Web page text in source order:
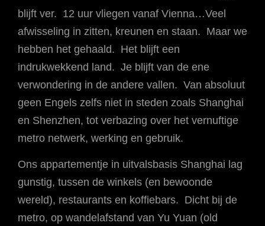
blijft ver. 12 uur vliegen vanaf Vienna…Veel
afwisseling in zitten, kreunen en staan. Maar we
hebben het gehaald. Het blijft een
indrukwekkend land. Je blijft van de ene
verwondering in de andere vallen. Van absoluut
geen Engels zelfs niet in steden zoals Shanghai
en Shenzhen, tot verbazing over het vernuftige
metro netwerk, werking en gebruik.
Ons appartementje in uitvalsbasis Shanghai lag
gunstig, tussen de winkels (en bewoonde
wereld), restaurants en koffiebars. Dicht bij de
metro, op wandelafstand van Yu Yuan (old